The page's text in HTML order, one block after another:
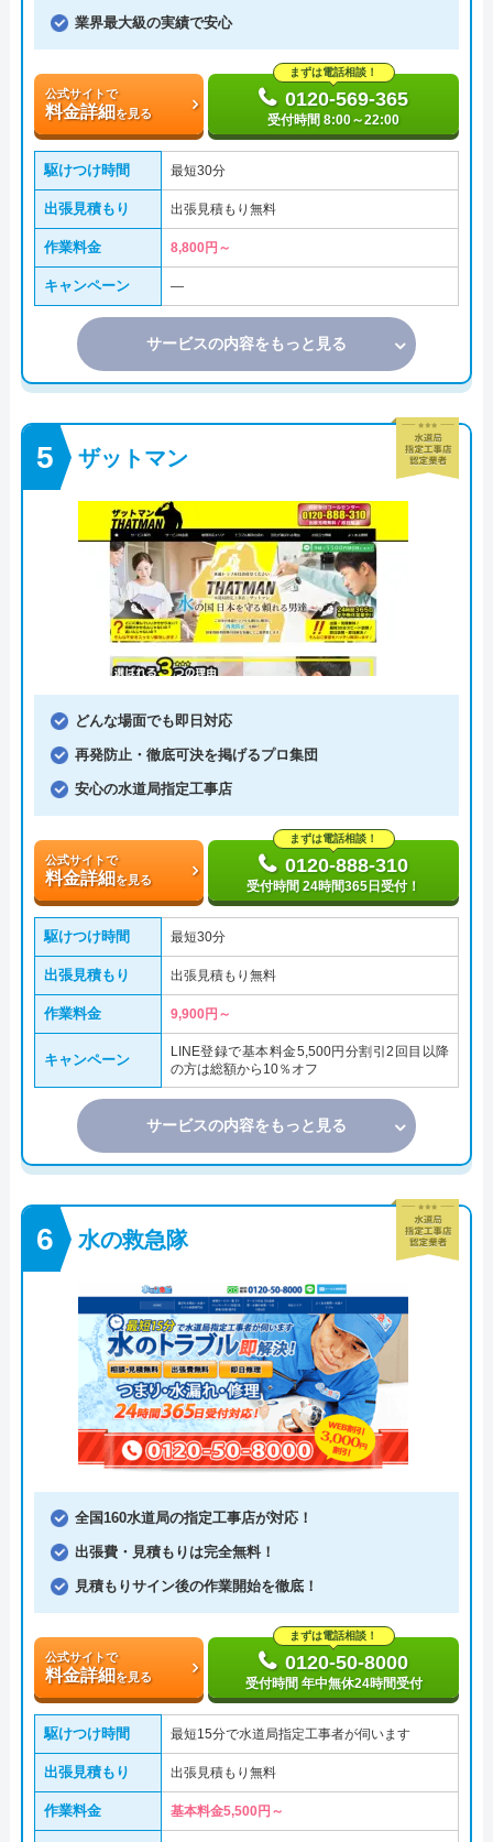
業界最大級の実績で安心
公式サイトで
料金詳細を見る
まずは電話相談！
0120-569-365
受付時間 8:00～22:00
駆けつけ時間 最短30分
出張見積もり 出張見積もり無料
作業料金 8,800円～
キャンペーン ―
サービスの内容をもっと見る
ザットマン
どんな場面でも即日対応
再発防止・徹底可決を掲げるプロ集団
安心の水道局指定工事店
公式サイトで
料金詳細を見る
まずは電話相談！
0120-888-310
受付時間 24時間365日受付！
駆けつけ時間 最短30分
出張見積もり 出張見積もり無料
作業料金 9,900円～
キャンペーン
LINE登録で基本料金5,500円分割引2回目以降
の方は総額から10％オフ
サービスの内容をもっと見る
水の救急隊
全国160水道局の指定工事店が対応！
出張費・見積もりは完全無料！
見積もりサイン後の作業開始を徹底！
公式サイトで
料金詳細を見る
まずは電話相談！
0120-50-8000
受付時間 年中無休24時間受付
駆けつけ時間 最短15分で水道局指定工事者が伺います
出張見積もり 出張見積もり無料
作業料金 基本料金5,500円～